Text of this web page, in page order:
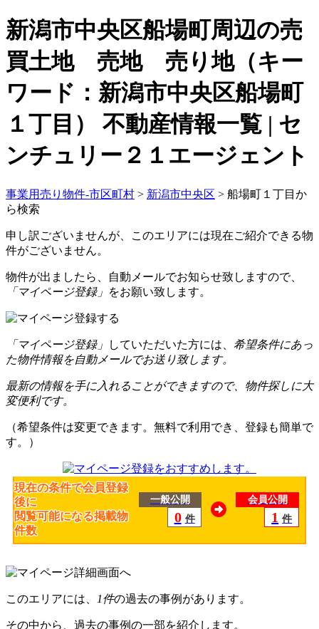
新潟市中央区船場町周辺の売
買土地 売地 売り地（キー
ワード：新潟市中央区船場町
１丁目） 不動産情報一覧 | セ
ンチュリー２１エージェント
事業用売り物件-市区町村 > 新潟市中央区 > 船場町１丁目か
ら検索
申し訳ございませんが、このエリアには現在ご紹介できる物
件がございません。
物件が出ましたら、自動メールでお知らせ致しますので、
「マイページ登録」 をお願い致します。
「マイページ登録」 していただいた方には、 希望条件にあっ
た物件情報を自動メールでお送り致します。
最新の情報を手に入れることができますので、物件探しに大
変便利です。
（希望条件は変更できます。無料で利用でき、登録も簡単で
す。）
現在の条件で会員登録
後に
閲覧可能になる掲載物
件数
一般公開
0 件
会員公開
1 件
このエリアには、 1件の過去の事例があります。
その中から、過去の事例の一部を紹介します。